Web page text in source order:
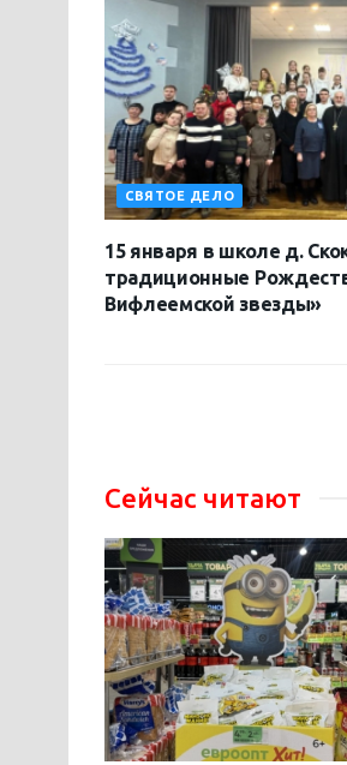
СВЯТОЕ ДЕЛО
15 января в школе д.
традиционные
Вифлеемской звезды»
Сейчас читают